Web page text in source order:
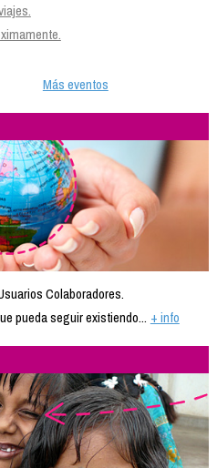
Más eventos
Colaboradores.
pueda seguir existiendo... + info